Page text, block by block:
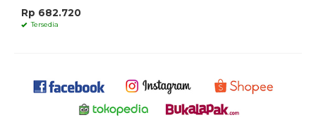
Rp 682.720
Tersedia